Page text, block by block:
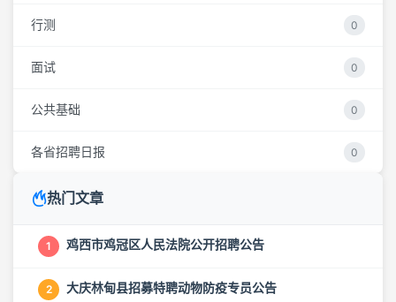
行测 0
面试 0
公共基础 0
各省招聘日报 0
热门文章
1 鸡西市鸡冠区人民法院公开招聘公告
2 大庆林甸县招募特聘动物防疫专员公告